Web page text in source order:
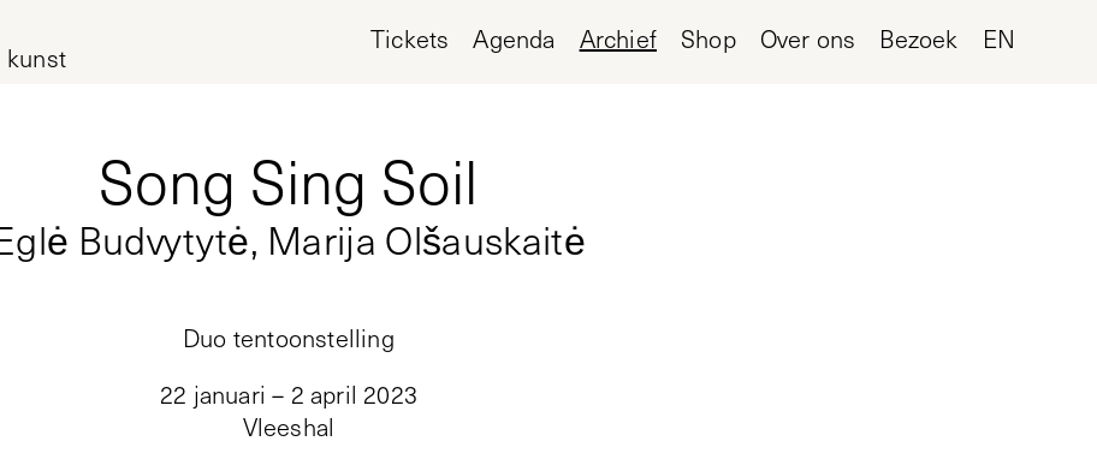
kunst
Tickets Agenda Archief Shop Over ons Bezoek EN
Song Sing Soil
Budvytytė, Marija Olšauskaitė
Duo tentoonstelling
22 januari – 2 april 2023
Vleeshal